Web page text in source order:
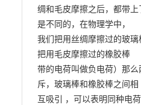
绸和毛皮摩擦之后，都带
是不同的，在物理学中，
我们把用丝绸摩擦过的玻璃
把用毛皮摩擦过的橡胶棒
带的电荷叫做负电荷）那
斥，玻璃棒和橡胶棒之间相
互吸引 ，可以表明同种电